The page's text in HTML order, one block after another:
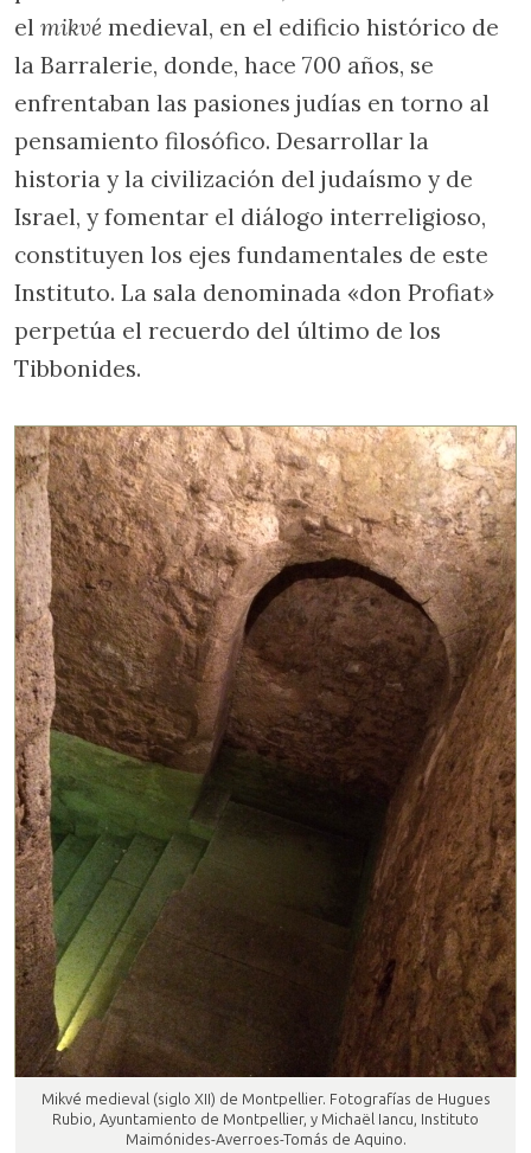
el mikvé medieval, en el edificio histórico de
la Barralerie, donde, hace 700 años, se
enfrentaban las pasiones judías en torno al
pensamiento filosófico. Desarrollar la
historia y la civilización del judaísmo y de
Israel, y fomentar el diálogo interreligioso,
constituyen los ejes fundamentales de este
Instituto. La sala denominada «don Profiat»
perpetúa el recuerdo del último de los
Tibbonides.
Mikvé medieval (siglo XII) de Montpellier. Fotografías de Hugues
Rubio, Ayuntamiento de Montpellier, y Michaël Iancu, Instituto
Maimónides-Averroes-Tomás de Aquino.